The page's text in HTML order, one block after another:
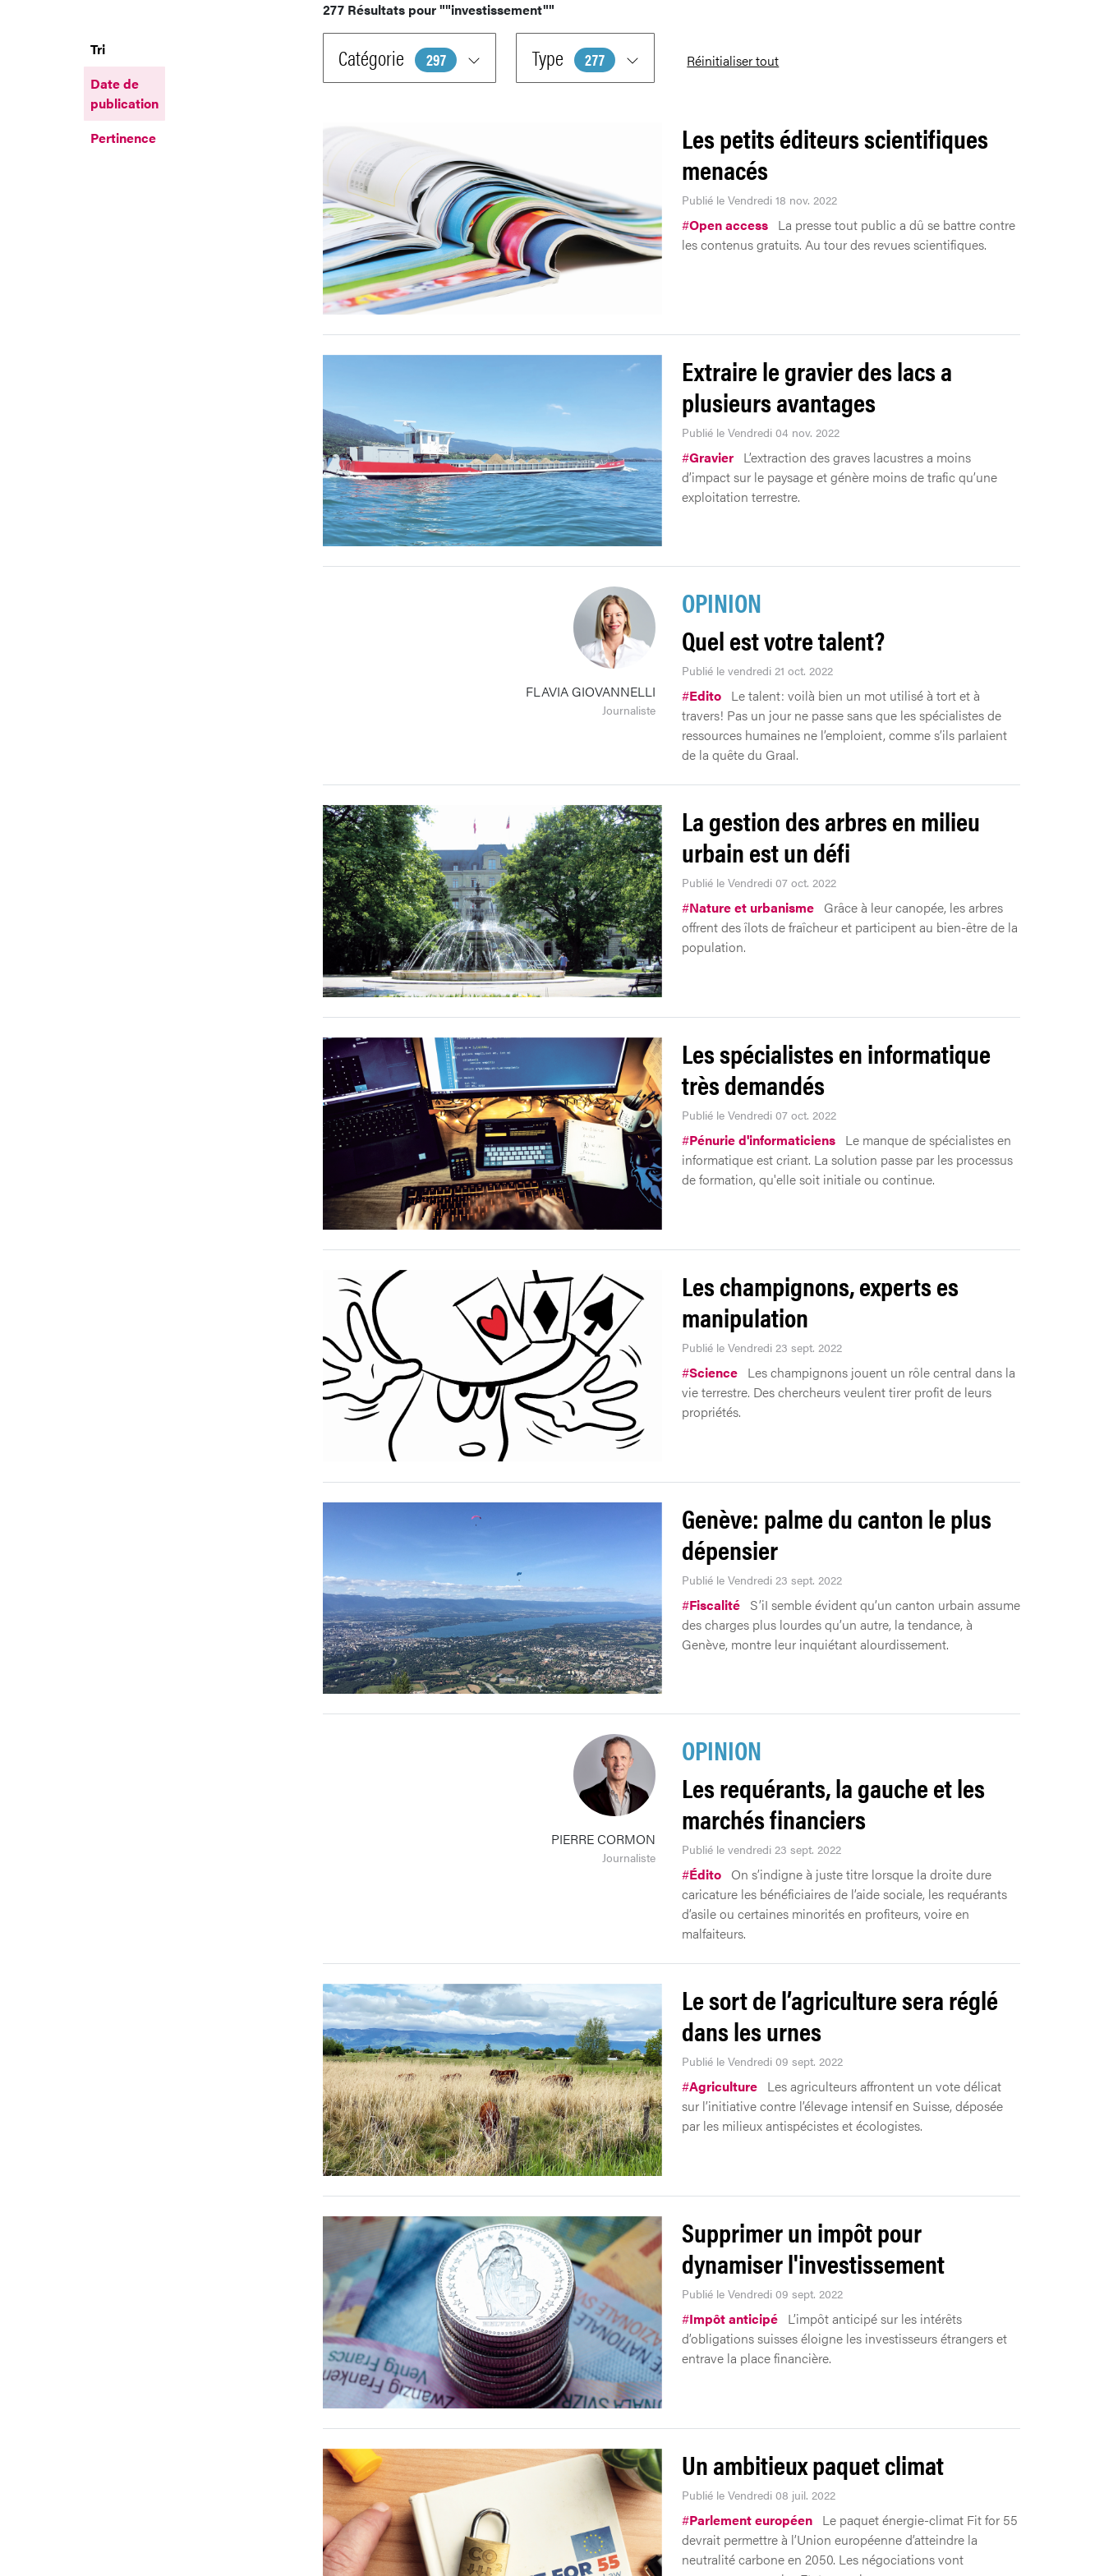
277 Résultats pour""investissement""
Tri
Date de
publication
Pertinence
Catégorie 297 Type 277 Réinitialiser tout
Les petits éditeurs scientifiques
menacés
Publié le Vendredi 18 nov. 2022
#Open access La presse tout public a dû se battre contre
les contenus gratuits. Au tour des revues scientifiques.
Extraire le gravier des lacs a
plusieurs avantages
Publié le Vendredi 04 nov. 2022
#Gravier L’extraction des graves lacustres a moins
d’impact sur le paysage et génère moins de trafic qu’une
exploitation terrestre.
FLAVIA GIOVANNELLI
Journaliste
OPINION
Quel est votre talent?
Publié le vendredi 21 oct. 2022
#Edito Le talent: voilà bien un mot utilisé à tort et à
travers! Pas un jour ne passe sans que les spécialistes de
ressources humaines ne l’emploient, comme s’ils parlaient
de la quête du Graal.
La gestion des arbres en milieu
urbain est un défi
Publié le Vendredi 07 oct. 2022
#Nature et urbanisme Grâce à leur canopée, les arbres
offrent des îlots de fraîcheur et participent au bien-être de la
population.
Les spécialistes en informatique
très demandés
Publié le Vendredi 07 oct. 2022
#Pénurie d'informaticiens Le manque de spécialistes en
informatique est criant. La solution passe par les processus
de formation, qu'elle soit initiale ou continue.
Les champignons, experts es
manipulation
Publié le Vendredi 23 sept. 2022
#Science Les champignons jouent un rôle central dans la
vie terrestre. Des chercheurs veulent tirer profit de leurs
propriétés.
Genève: palme du canton le plus
dépensier
Publié le Vendredi 23 sept. 2022
#Fiscalité S’iI semble évident qu’un canton urbain assume
des charges plus lourdes qu’un autre, la tendance, à
Genève, montre leur inquiétant alourdissement.
PIERRE CORMON
Journaliste
OPINION
Les requérants, la gauche et les
marchés financiers
Publié le vendredi 23 sept. 2022
#Édito On s’indigne à juste titre lorsque la droite dure
caricature les bénéficiaires de l’aide sociale, les requérants
d’asile ou certaines minorités en profiteurs, voire en
malfaiteurs.
Le sort de l’agriculture sera réglé
dans les urnes
Publié le Vendredi 09 sept. 2022
#Agriculture Les agriculteurs affrontent un vote délicat
sur l’initiative contre l’élevage intensif en Suisse, déposée
par les milieux antispécistes et écologistes.
Supprimer un impôt pour
dynamiser l'investissement
Publié le Vendredi 09 sept. 2022
#Impôt anticipé L’impôt anticipé sur les intérêts
d’obligations suisses éloigne les investisseurs étrangers et
entrave la place financière.
Un ambitieux paquet climat
Publié le Vendredi 08 juil. 2022
#Parlement européen Le paquet énergie-climat Fit for 55
devrait permettre à l’Union européenne d’atteindre la
neutralité carbone en 2050. Les négociations vont